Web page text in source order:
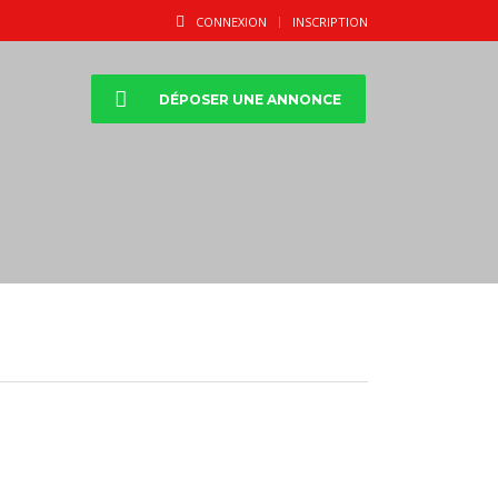
CONNEXION INSCRIPTION
DÉPOSER UNE ANNONCE